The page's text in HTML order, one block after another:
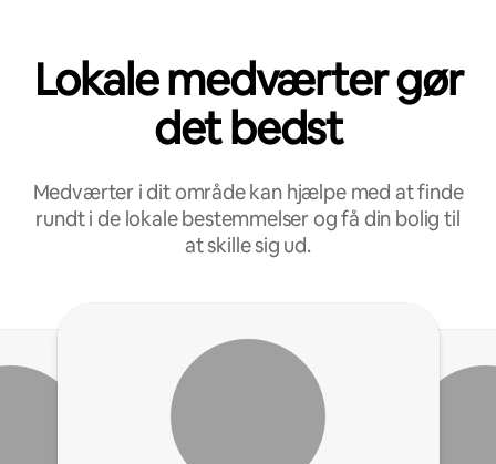
Lokale medværter gør
det bedst
Medværter i dit område kan hjælpe med at finde
rundt i de lokale bestemmelser og få din bolig til
at skille sig ud.